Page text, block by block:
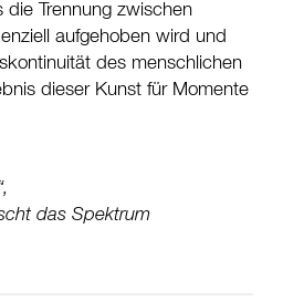
Trennung zwischen
aufgehoben wird und
des menschlichen
dieser Kunst für Momente
das Spektrum